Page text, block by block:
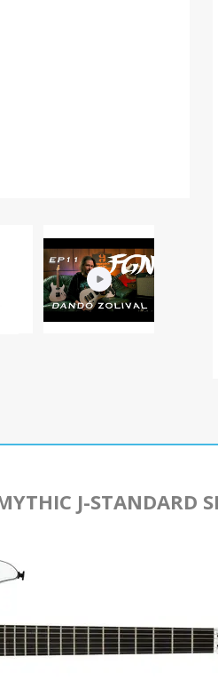
J-STANDARD